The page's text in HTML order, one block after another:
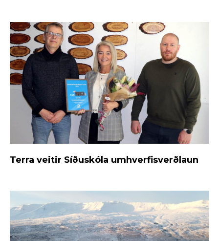
Terra veitir Síðuskóla umhverfisverðlaun